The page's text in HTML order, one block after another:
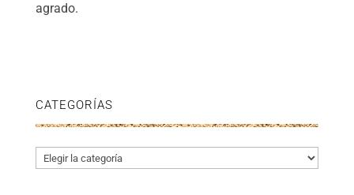
agrado.
CATEGORÍAS
Categorías